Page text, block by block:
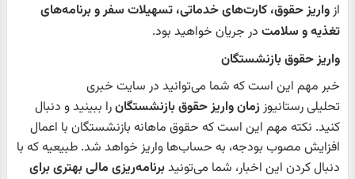
ازواریز حقوق، کارت‌های خدماتی، تسهیلات سفر و برنامه‌های
تغذیه و سلامت در جریان خواهید بود.
واریز حقوق بازنشستگان
خبر مهم این است که شما می‌توانید در سایت خبری
تحلیلی رستانیوززمان واریز حقوق بازنشستگانرا ببینید و دنبال
کنید. نکته مهم این است که حقوق ماهانه بازنشستگان با اعمال
افزایش مصوب بودجه، به حساب‌ها واریز خواهد شد. طبیعیه که با
دنبال کردن این اخبار، شما می‌تونیدبرنامه‌ریزی مالی بهتری برای